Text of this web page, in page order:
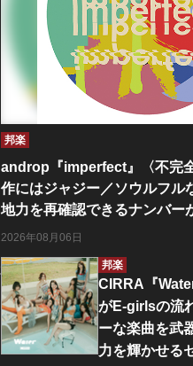
邦楽
androp『imperfect』〈不完
作にはジャジー／ソウルフル
地力を再確認できるナンバー
2026年08月06日
邦楽
CIRRA『
がE-girlsの流
ーな楽曲を武
力を輝かせる